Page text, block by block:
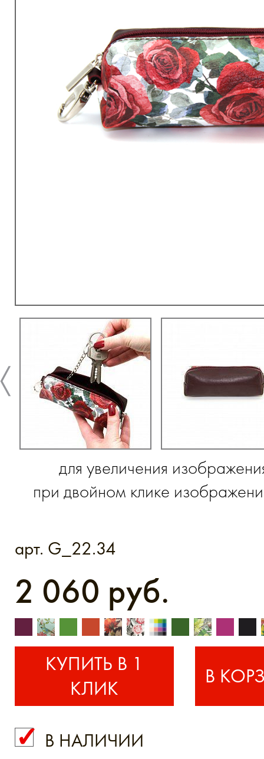
для увеличения
при двойном клике
арт. G_22.34
2 060 руб.
КУПИТЬ В 1
КЛИК
КУПИТЬ В 1 КЛИК
В НАЛИЧИИ